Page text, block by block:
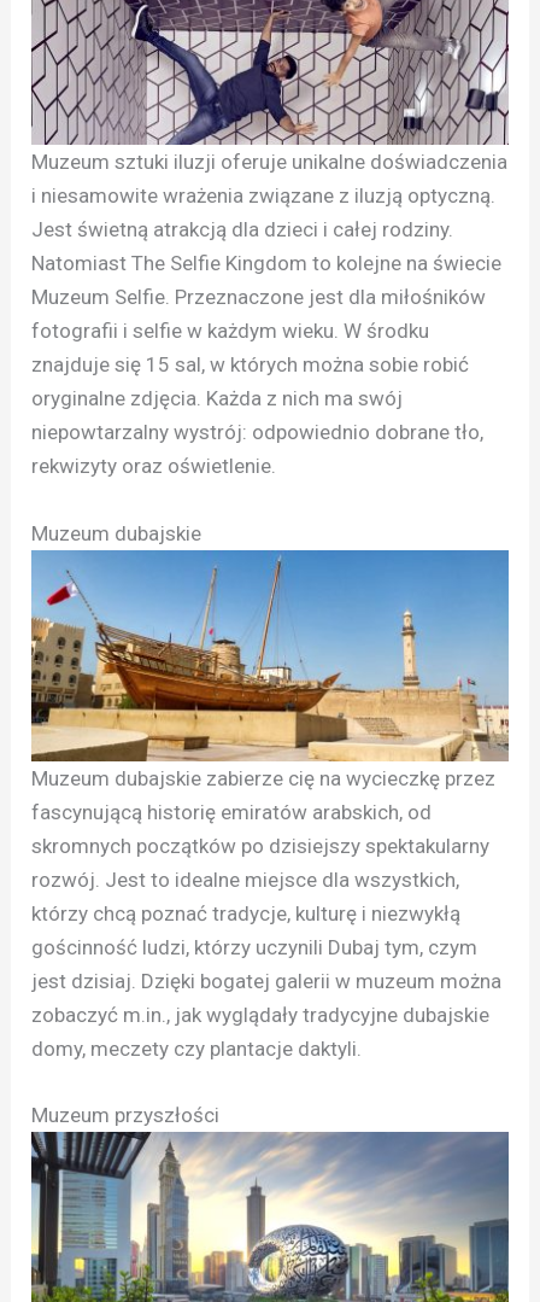
Muzeum sztuki iluzji oferuje unikalne doświadczenia
i niesamowite wrażenia związane z iluzją optyczną.
Jest świetną atrakcją dla dzieci i całej rodziny.
Natomiast The Selfie Kingdom to kolejne na świecie
Muzeum Selfie. Przeznaczone jest dla miłośników
fotografii i selfie w każdym wieku. W środku
znajduje się 15 sal, w których można sobie robić
oryginalne zdjęcia. Każda z nich ma swój
niepowtarzalny wystrój: odpowiednio dobrane tło,
rekwizyty oraz oświetlenie.
Muzeum dubajskie
Muzeum dubajskie zabierze cię na wycieczkę przez
fascynującą historię emiratów arabskich, od
skromnych początków po dzisiejszy spektakularny
rozwój. Jest to idealne miejsce dla wszystkich,
którzy chcą poznać tradycje, kulturę i niezwykłą
gościnność ludzi, którzy uczynili Dubaj tym, czym
jest dzisiaj. Dzięki bogatej galerii w muzeum można
zobaczyć m.in., jak wyglądały tradycyjne dubajskie
domy, meczety czy plantacje daktyli.
Muzeum przyszłości